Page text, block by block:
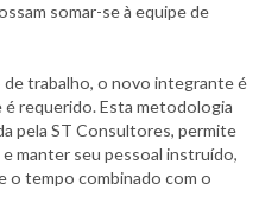
somar-se à equipe de
trabalho, o novo integrante é
requerido. Esta metodologia
pela ST Consultores, permite
manter seu pessoal instruído,
o tempo combinado com o